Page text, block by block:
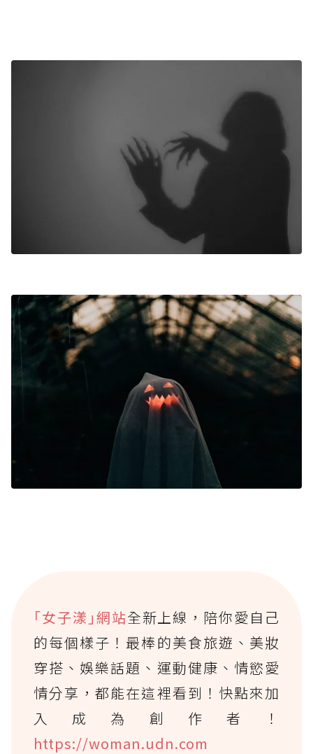
｢女子漾｣網站全新上線，陪你愛自己
的每個樣子！最棒的美食旅遊、美妝
穿搭、娛樂話題、運動健康、情慾愛
情分享，都能在這裡看到！快點來加
入成為創作者！
https://woman.udn.com